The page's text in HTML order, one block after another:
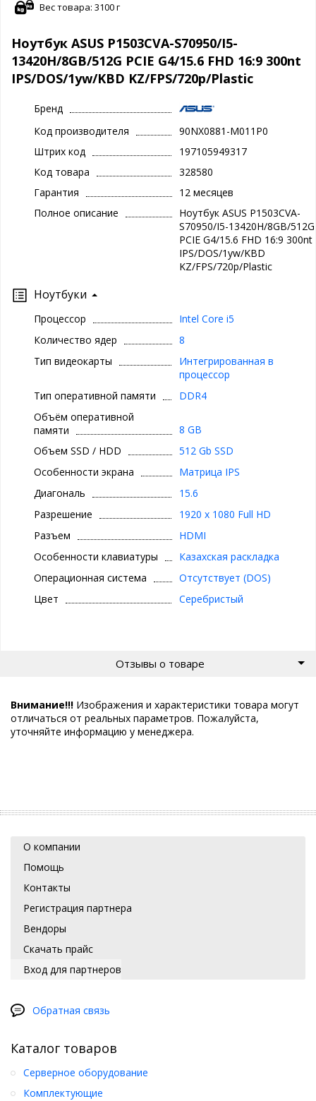
Вес товара: 3100 г
Ноутбук ASUS P1503CVA-S70950/I5-
13420H/8GB/512G PCIE G4/15.6 FHD 16:9 300nt
IPS/DOS/1yw/KBD KZ/FPS/720p/Plastic
Бренд
Код производителя
90NX0881-M011P0
Штрих код
197105949317
Код товара
328580
Гарантия
12 месяцев
Полное описание
Ноутбук ASUS P1503CVA-
S70950/I5-13420H/8GB/512G
PCIE G4/15.6 FHD 16:9 300nt
IPS/DOS/1yw/KBD
KZ/FPS/720p/Plastic
Ноутбуки
Процессор
Intel Core i5
Количество ядер
8
Тип видеокарты
Интегрированная в
процессор
Тип оперативной памяти
DDR4
Объём оперативной
памяти
8 GB
Объем SSD / HDD
512 Gb SSD
Особенности экрана
Матрица IPS
Диагональ
15.6
Разрешение
1920 x 1080 Full HD
Разъем
HDMI
Особенности клавиатуры
Казахская раскладка
Операционная система
Отсутствует (DOS)
Цвет
Серебристый
Отзывы о товаре
Внимание!!! Изображения и характеристики товара могут
отличаться от реальных параметров. Пожалуйста,
уточняйте информацию у менеджера.
О компании
Помощь
Контакты
Регистрация партнера
Вендоры
Скачать прайс
Вход для партнеров
Обратная связь
Каталог товаров
Серверное оборудование
Комплектующие